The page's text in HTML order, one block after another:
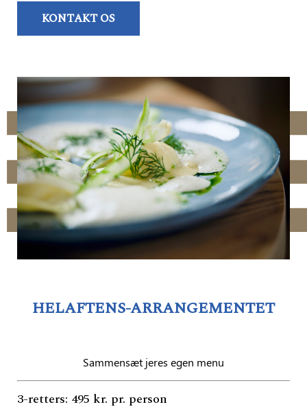
KONTAKT OS
HELAFTENS-ARRANGEMENTET
Sammensæt jeres egen menu
3-retters: 495 kr. pr. person